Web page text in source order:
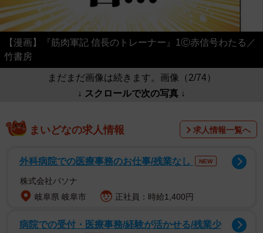
【漫画】『筋肉軍記 信長のトレーナー』1Ⓒ赤信号わたる／
竹書房
まだまだ画像は続きます。画像（2/74）
↓ スクロールで次の写真 ↓
まいどなの求人情報 求人情報一覧へ
外科病院での医療事務のお仕事/残業なし NEW
株式会社パソナ
岐阜県 岐阜市
正社員：時給1,400円
病院での受付・医療事務/経験が活かせる/残業少